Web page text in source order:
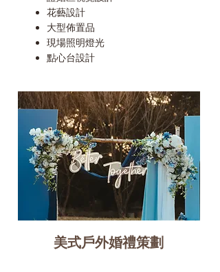
花藝設計
大型佈置品
現場照明燈光
​點心台設計
美式戶外婚禮策劃